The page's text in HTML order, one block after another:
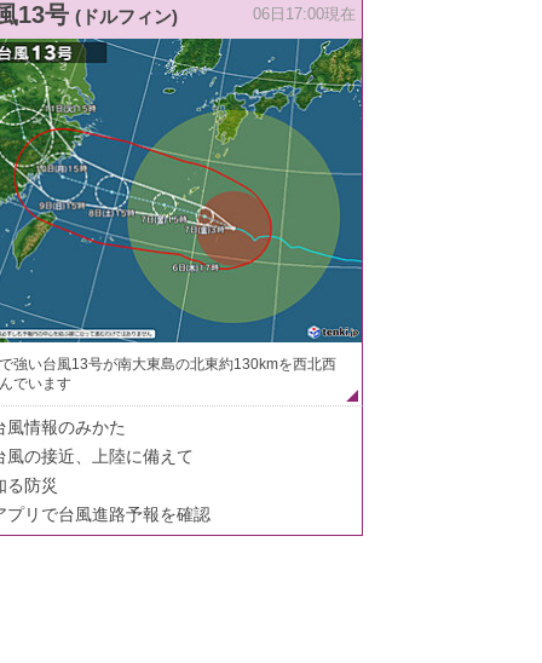
13号 (ドルフィン) 06日17:00現在
強い台風13号が南大東島の北東約130kmを西北西
でいます
風情報のみかた
風の接近、上陸に備えて
る防災
プリで台風進路予報を確認